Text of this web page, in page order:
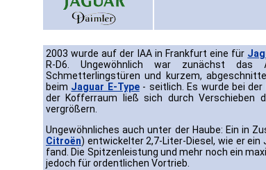
2003 wurde auf der IAA in Frankfurt eine für
R-D6. Ungewöhnlich war zunächst
Schmetterlingstüren und kurzem,
beim Jaguar E-Type- seitlich. Es wurde bei
der Kofferraum ließ sich durch Verschieben
vergrößern.
Ungewöhnliches auch unter der Haube: Ein in
Citroën) entwickelter 2,7-Liter-Diesel, wie er
fand. Die Spitzenleistung und mehr noch ein
jedoch für ordentlichen Vortrieb.